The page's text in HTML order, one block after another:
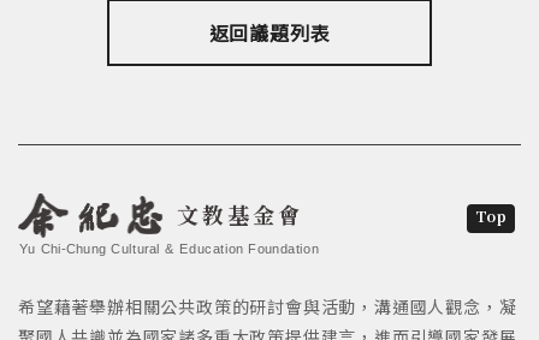
返回議題列表
文教基金會
Yu Chi-Chung Cultural & Education Foundation
希望藉著舉辦相關公共政策的研討會與活動，溝通國人觀念，凝
Top